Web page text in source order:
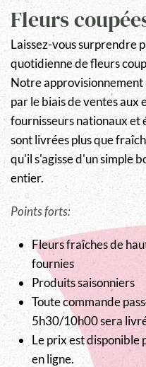
Fleurs
Laissez-vous surprendre
quotidienne de fleurs
Notre
par le biais de ventes aux
fournisseurs nationaux et
sont livrées plus que
qu'il s'agisse d'un simple
entier.
Points forts:
Fleurs fraîches de
fournies
Produits saisonniers
Toute commande
5h30/10h00 sera
Le prix est disponible
en ligne.